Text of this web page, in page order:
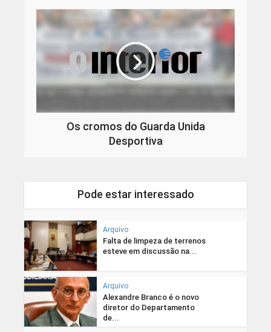
Os cromos do Guarda Unida
Desportiva
Pode estar interessado
Arquivo
Falta de limpeza de terrenos
esteve em discussão na...
Arquivo
Alexandre Branco é o novo
diretor do Departamento
de...